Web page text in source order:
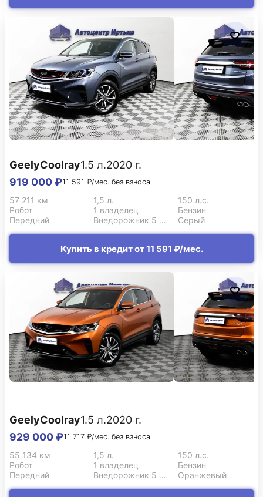
GeelyCoolray1.5 л.2020 г.
919 000 ₽11 591 ₽/мес. без взноса
57 211 км 1,5 л.
150 л.с.
Робот
1 владелец
Бензин
Передний
Внедорожник 5 дв. Серый
Купить в кредит от 11 591 ₽/мес.
GeelyCoolray1.5 л.2020 г.
929 000 ₽11 717 ₽/мес. без взноса
55 134 км 1,5 л.
150 л.с.
Робот
1 владелец
Бензин
Передний
Внедорожник 5 дв. Оранжевый